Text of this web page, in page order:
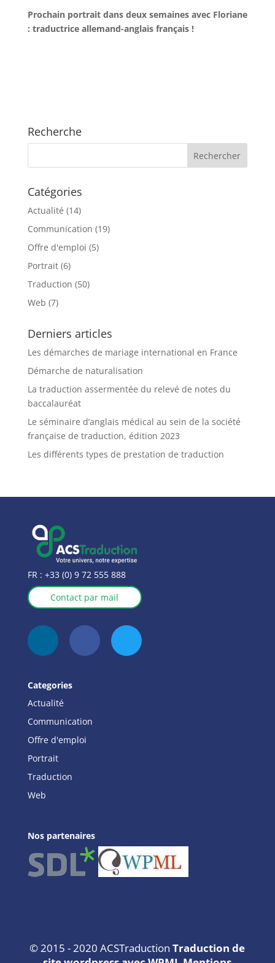
Prochain portrait dans deux semaines avec Floriane
: traductrice allemand-anglais français !
Recherche
Catégories
Actualité (14)
Communication (19)
Offre d'emploi (5)
Portrait(6)
Traduction (50)
Web (7)
Derniers articles
Les démarches de mariage international en France
Démarche de naturalisation
La traduction assermentée du relevé de notes du
baccalauréat
Le séminaire d’anglais médical au sein de la société
française de traduction, édition 2023
Les différents types de prestation de traduction
FR : +33 (0) 9 72 555 888
Contact par mail
Categories
Actualité
Communication
Offre d'emploi
Portrait
Traduction
Web
Nos partenaires
© 2015 - 2020 ACSTraductionTraduction de